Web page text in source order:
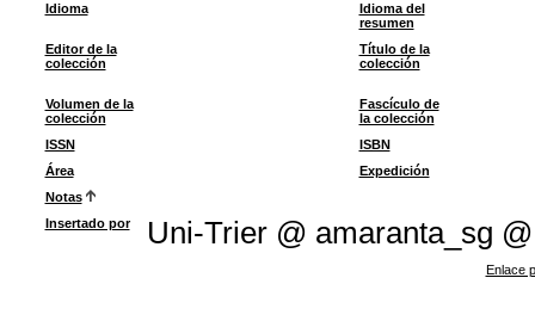
Idioma
Idioma del
resumen
Editor de la
colección
Título de la
colección
Volumen de la
colección
Fascículo de
la colección
ISSN
ISBN
Área
Expedición
Notas
Insertado por
Uni-Trier @ amaranta_sg @
Enlace